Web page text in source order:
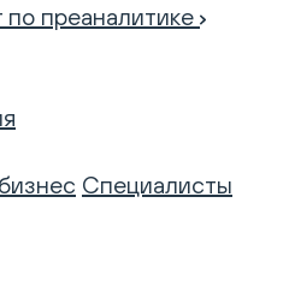
преаналитике
Специалисты